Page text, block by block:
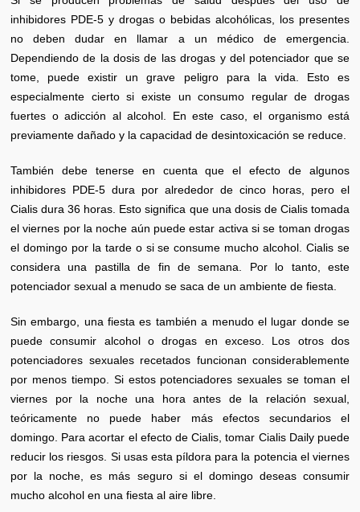
inhibidores PDE-5 y drogas o bebidas alcohólicas, los presentes
no deben dudar en llamar a un médico de emergencia.
Dependiendo de la dosis de las drogas y del potenciador que se
tome, puede existir un grave peligro para la vida. Esto es
especialmente cierto si existe un consumo regular de drogas
fuertes o adicción al alcohol. En este caso, el organismo está
previamente dañado y la capacidad de desintoxicación se reduce.
También debe tenerse en cuenta que el efecto de algunos
inhibidores PDE-5 dura por alrededor de cinco horas, pero el
Cialis dura 36 horas. Esto significa que una dosis de Cialis tomada
el viernes por la noche aún puede estar activa si se toman drogas
el domingo por la tarde o si se consume mucho alcohol. Cialis se
considera una pastilla de fin de semana. Por lo tanto, este
potenciador sexual a menudo se saca de un ambiente de fiesta.
Sin embargo, una fiesta es también a menudo el lugar donde se
puede consumir alcohol o drogas en exceso. Los otros dos
potenciadores sexuales recetados funcionan considerablemente
por menos tiempo. Si estos potenciadores sexuales se toman el
viernes por la noche una hora antes de la relación sexual,
teóricamente no puede haber más efectos secundarios el
domingo. Para acortar el efecto de Cialis, tomar Cialis Daily puede
reducir los riesgos. Si usas esta píldora para la potencia el viernes
por la noche, es más seguro si el domingo deseas consumir
mucho alcohol en una fiesta al aire libre.